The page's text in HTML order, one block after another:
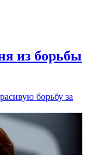
из борьбы
борьбу за